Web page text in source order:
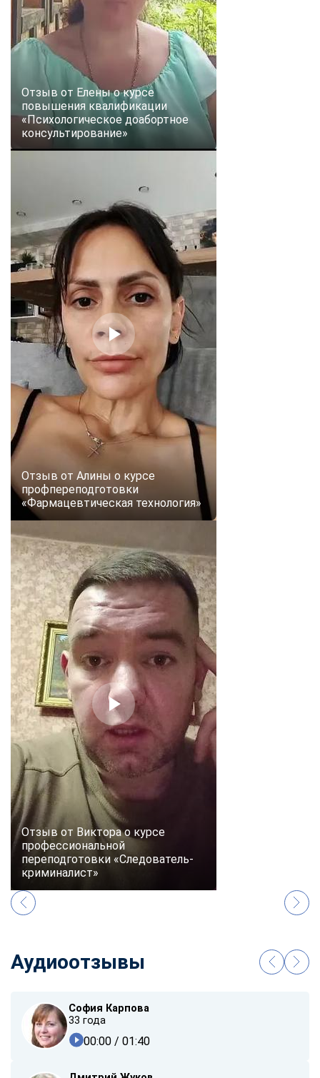
Отзыв от Елены о курсе
повышения квалификации
«Психологическое доабортное
консультирование»
Отзыв от Алины о курсе
профпереподготовки
«Фармацевтическая технология»
Отзыв от Виктора о курсе
профессиональной
переподготовки «Следователь-
криминалист»
Аудиоотзывы
София Карпова
33 года
00:00 / 01:40